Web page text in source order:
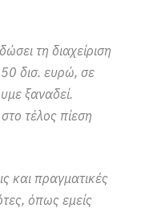
τη διαχείριση
δισ. ευρώ, σε
ξαναδεί.
τέλος πίεση
και πραγματικές
όπως εμείς